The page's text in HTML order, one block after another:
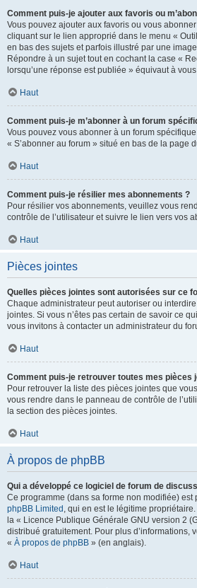
Comment puis-je ajouter aux favoris ou
Vous pouvez ajouter aux favoris ou vous
cliquant sur le lien approprié dans le menu «
en bas des sujets et parfois illustré par une
Répondre à un sujet tout en cochant la case «
lorsqu’une réponse est publiée » équivaut à
Haut
Comment puis-je m’abonner à un forum
Vous pouvez vous abonner à un forum
« S’abonner au forum » situé en bas de la page
Haut
Comment puis-je résilier mes abonnements ?
Pour résilier vos abonnements, veuillez vous
contrôle de l’utilisateur et suivre le lien vers vos
Haut
Pièces jointes
Quelles pièces jointes sont autorisées sur ce
Chaque administrateur peut autoriser ou
jointes. Si vous n’êtes pas certain de savoir ce
vous invitons à contacter un administrateur du
Haut
Comment puis-je retrouver toutes mes pièces
Pour retrouver la liste des pièces jointes que
vous rendre dans le panneau de contrôle de
la section des pièces jointes.
Haut
À propos de phpBB
Qui a développé ce logiciel de forum de
Ce programme (dans sa forme non modifiée) est
phpBB Limited , qui en est le légitime
la « Licence Publique Générale GNU version 2
distribué gratuitement. Pour plus d’informations,
« À propos de phpBB » (en anglais).
Haut